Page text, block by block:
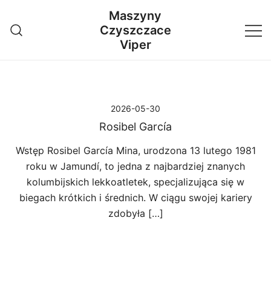
treści
Maszyny
Czyszczace
Viper
2026-05-30
Rosibel García
Wstęp Rosibel García Mina, urodzona 13 lutego 1981
roku w Jamundí, to jedna z najbardziej znanych
kolumbijskich lekkoatletek, specjalizująca się w
biegach krótkich i średnich. W ciągu swojej kariery
zdobyła […]